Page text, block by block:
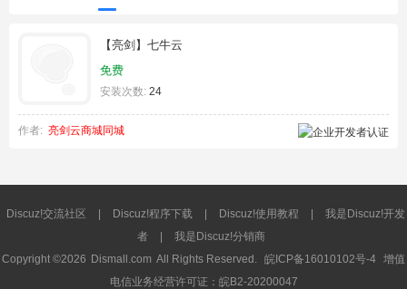
【亮剑】七牛云
免费
安装次数: 24
作者: 亮剑云商城同城
Discuz!交流社区 Discuz!程序下载 Discuz!使用教程
我是Discuz!开发
者
我是Discuz!分销商
Copyright ©2026 Dismall.com All Rights Reserved. 皖ICP备16010102号-4 增值
电信业务经营许可证：皖B2-20200047